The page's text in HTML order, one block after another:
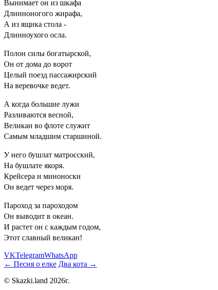
Вынимает он из шкафа
Длинноногого жирафа,
А из ящика стола -
Длинноухого осла.
Полон силы богатырской,
Он от дома до ворот
Целый поезд пассажирский
На веревочке ведет.
А когда большие лужи
Разливаются весной,
Великан во флоте служит
Самым младшим старшиной.
У него бушлат матросский,
На бушлате якоря.
Крейсера и миноноски
Он ведет через моря.
Пароход за пароходом
Он выводит в океан.
И растет он с каждым годом,
Этот славный великан!
VKTelegramWhatsApp
← Песня о елке Два кота →
© Skazki.land 2026г.